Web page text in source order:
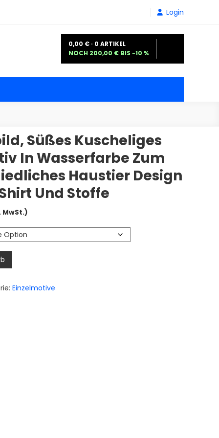
Login
0,00 € · 0 ARTIKEL
NOCH 200,00 € BIS −10 %
Süßes Kuscheliges
In Wasserfarbe Zum
Haustier Design
Und Stoffe
€
MwSt.)
Einzelmotive